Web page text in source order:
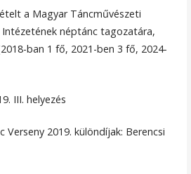
a Magyar Táncművészeti
néptánc tagozatára,
ban 1 fő, 2021-ben 3 fő, 2024-
III. helyezés
Verseny 2019. különdíjak: Berencsi